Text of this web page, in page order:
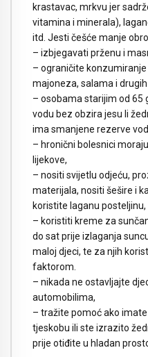
krastavac, mrkvu jer
vitamina i minerala),
itd. Jesti češće manje
– izbjegavati prženu i
– ograničite
majoneza, salama i
– osobama starijim od 65
vodu bez obzira jesu li
ima smanjene rezerve
– hronični bolesnici
lijekove,
– nositi svijetlu odjeću,
materijala, nositi šešire i
koristite laganu posteljinu,
– koristiti kreme za
do sat prije izlaganja
maloj djeci, te za njih
faktorom.
– nikada ne ostavljajte
automobilima,
– tražite pomoć ako
tjeskobu ili ste izrazito
prije otiđite u hladan